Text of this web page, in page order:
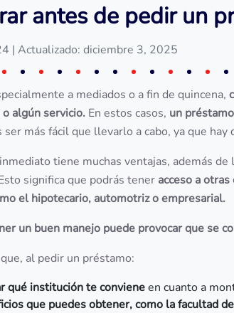
antes de pedir un
| Actualizado: diciembre 3, 2025
a mediados o a fin de quincena,
algún servicio. En estos casos, un
ser más fácil que llevarlo a cabo, ya que
tiene muchas ventajas, además
significa que podrás tener acceso a
el hipotecario, automotriz o empresarial.
un buen manejo puede provocar que se
al pedir un préstamo:
qué institución te convieneen cuanto a
que puedes obtener, como la facultad